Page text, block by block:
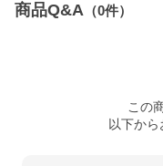
店頭（店舗）受取サービ
商品Q&A （0件）
この
以下から